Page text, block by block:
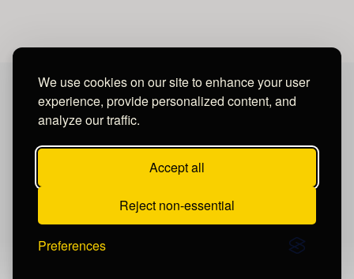
We use cookies on our site to enhance your user
experience, provide personalized content, and
analyze our traffic.
Accept all
Reject non-essential
Preferences
MAYA MEDIA GROUP
Ubicados en Tegucigalpa - Honduras.